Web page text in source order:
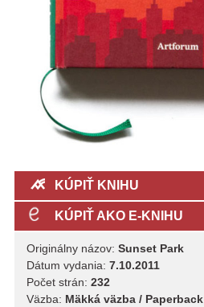
KÚPIŤ KNIHU
KÚPIŤ AKO E-KNIHU
Originálny názov: Sunset Park
Dátum vydania: 7.10.2011
Počet strán: 232
Väzba: Mäkká väzba / Paperback